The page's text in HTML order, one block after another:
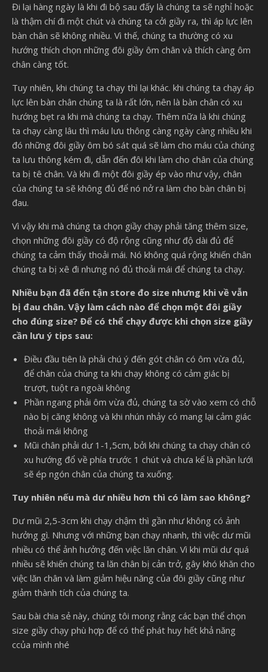
Đi lại hàng ngày là khi đi bộ sau đấy là chúng ta sẽ nghỉ hoặc
là thậm chí đi một chút và chúng ta cởi giầy ra, thì áp lực lên
bàn chân sẽ không nhiều. Vì thế, chúng ta thường có xu
hướng thích chọn những đôi giầy ôm chân và thích càng ôm
chân càng tốt.
Tuy nhiên, khi chúng ta chạy thì lại khác. khi chúng ta chạy áp
lực lên bàn chân chúng ta là rất lớn, nên là bàn chân có xu
hướng bẹt ra khi mà chúng ta chạy. Thêm nữa là khi chúng
ta chạy càng lâu thì máu lưu thông càng ngày càng nhiều khi
đó những đôi giầy ôm bó sát quá sẽ làm cho máu của chúng
ta lưu thông kém đi, dẫn đến đôi khi làm cho chân của chúng
ta bị tê chân. Và khi đi một đôi giầy ép vào như vậy, chân
của chúng ta sẽ không đủ để nó nở ra làm cho bàn chân bị
đau.
Vì vậy khi mà chúng ta chọn giầy chạy phải tăng thêm size,
chọn những đôi giầy có độ rộng cũng như độ dài đủ để
chúng ta cảm thấy thoải mái. Nó không quá rộng khiến chân
chúng ta bị xê đi nhưng nó đủ thoải mái để chúng ta chạy.
Nhiều bạn đã đến tận store đo size nhưng khi về vẫn
bị đau chân. Vậy làm cách nào để chọn một đôi giầy
cho đúng size? Để có thể chạy được khi chọn size giầy
cần lưu ý tips sau:
Điều đầu tiên là phải chú ý đến gót chân có ôm vừa đủ,
để chân của chúng ta khi chạy không có cảm giác bị
trượt, tuột ra ngoài không
Phần ngang phải ôm vừa đủ, chúng ta sờ vào xem có chỗ
nào bị căng không và khi nhún nhảy có mang lại cảm giác
thoải mái không
Mũi chân phải dư 1-1,5cm, bởi khi chúng ta chạy chân có
xu hướng đổ về phía trước 1 chút và chưa kể là phần lưới
sẽ ép ngón chân của chúng ta xuống.
Tuy nhiên nếu mà dư nhiều hơn thì có làm sao không?
Dư mũi 2,5-3cm khi chạy chậm thì gần như không có ảnh
hưởng gì. Nhưng với những bạn chạy nhanh, thì việc dư mũi
nhiều có thể ảnh hưởng đến việc lăn chân. Vì khi mũi dư quá
nhiều sẽ khiến chúng ta lăn chân bị cản trở, gây khó khăn cho
việc lăn chân và làm giảm hiệu năng của đôi giầy cũng như
giảm thành tích của chúng ta.
Sau bài chia sẻ này, chúng tôi mong rằng các bạn thể chọn
size giầy chạy phù hợp để có thể phát huy hết khả năng
ccủa mình nhé